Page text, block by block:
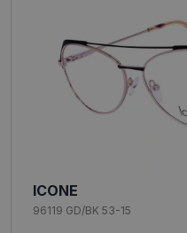
ICONE
96119 GD/BK 53-15